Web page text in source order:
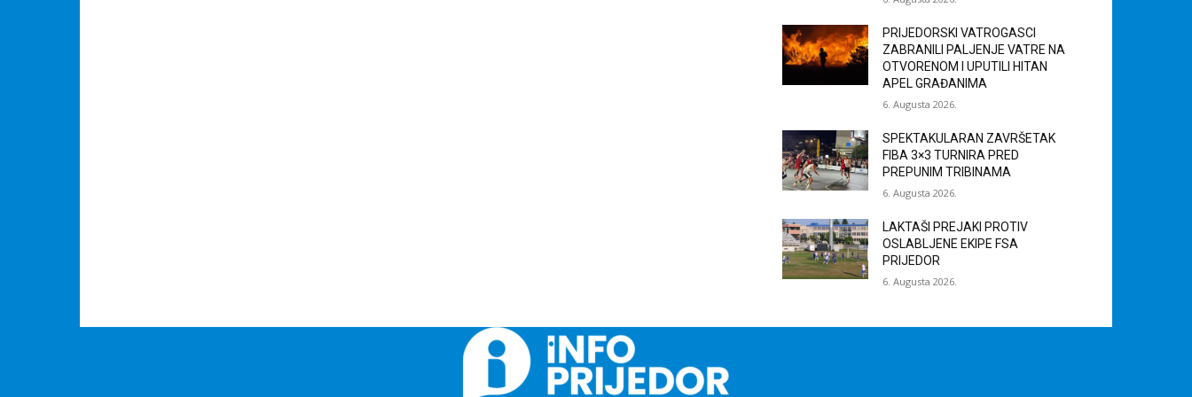
PRIJEDORSKI VATROGASCI
ZABRANILI PALJENJE VATRE NA
OTVORENOM I UPUTILI HITAN
APEL GRAĐANIMA
6. Augusta 2026.
SPEKTAKULARAN ZAVRŠETAK
FIBA 3×3 TURNIRA PRED
PREPUNIM TRIBINAMA
6. Augusta 2026.
LAKTAŠI PREJAKI PROTIV
OSLABLJENE EKIPE FSA
PRIJEDOR
6. Augusta 2026.